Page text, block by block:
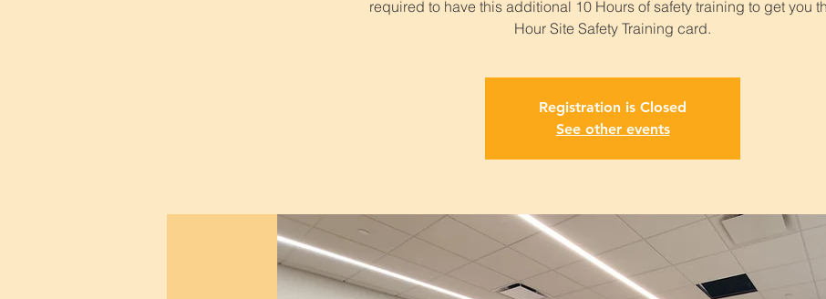
required to have this additional 10 Hours of safety training to get you
Hour Site Safety Training card.
Registration is Closed
See other events